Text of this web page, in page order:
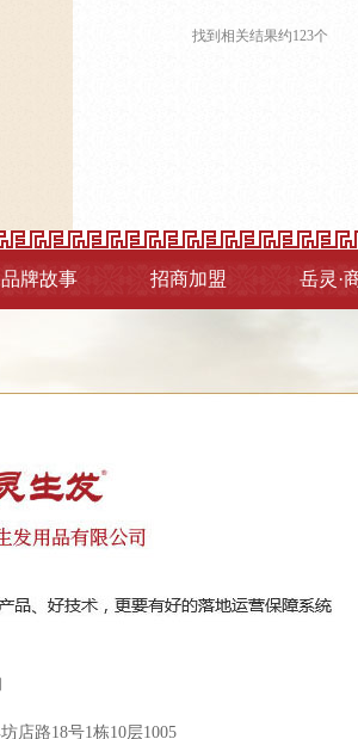
找到相关结果约123个
牌故事 招商加盟 岳灵·
店路18号1栋10层1005